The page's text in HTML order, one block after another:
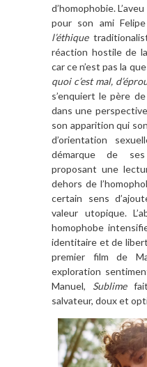
d’homophobie.
pour son ami
l’éthique
réaction hostile de
car ce n’est pas la
quoi c’est mal,
s’enquiert le père
dans une
son apparition qui
d’orientation
démarque de
proposant une
dehors de
certain sens
valeur utopique.
homophobe
identitaire et de
premier film de
exploration
Manuel, Sublimefait
salvateur, doux et